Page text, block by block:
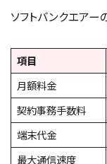
ソフトバンクエアー
項目
月額料金
契約事務手数料
端末代金
最大通信速度